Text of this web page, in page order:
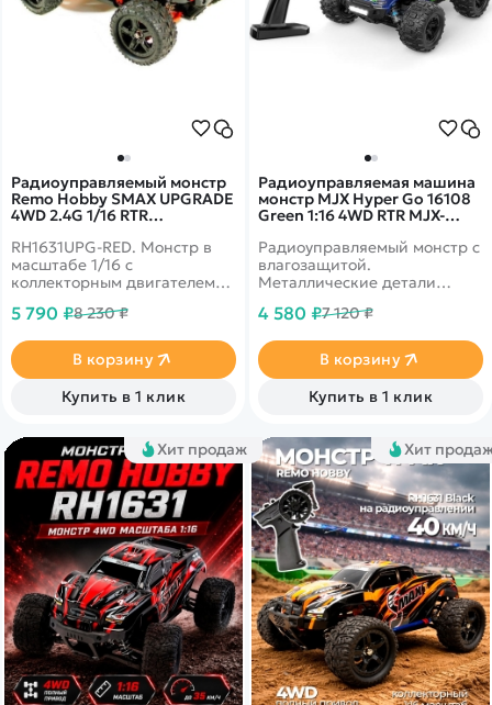
Радиоуправляемый монстр
Remo Hobby SMAX UPGRADE
4WD 2.4G 1/16 RTR
RH1631UPG-RED. Монстр в
масштабе 1/16 с
коллекторным двигателем
влагозащищенным
Тюнинговые детали
установлены сразу на
заводе.
5 790 ₽8 230 ₽
В корзину
Купить в 1 клик
Радиоуправляемая машина
монстр MJX Hyper Go 16108
Green 1:16 4WD RTR MJX-
Радиоуправляемый монстр с
влагозащитой.
Металлические детали
Усиленный полный привод
4 580 ₽7 120 ₽
В корзину
Купить в 1 клик
Хит продаж Хит